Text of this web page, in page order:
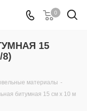
0
15
материалы -
битумная 15 см х 10 м